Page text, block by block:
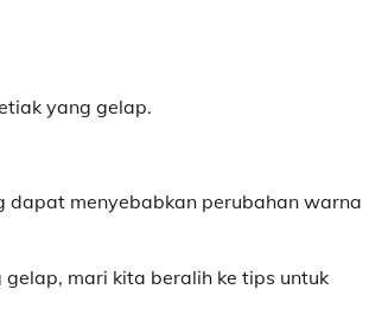
yang gelap.
menyebabkan perubahan warna
mari kita beralih ke tips untuk